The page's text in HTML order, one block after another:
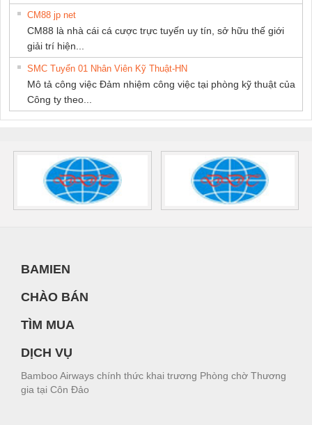
CM88 jp net
CM88 là nhà cái cá cược trực tuyến uy tín, sở hữu thế giới
giải trí hiện...
SMC Tuyển 01 Nhân Viên Kỹ Thuật-HN
Mô tả công việc Đảm nhiệm công việc tại phòng kỹ thuật của
Công ty theo...
BAMIEN
CHÀO BÁN
TÌM MUA
DỊCH VỤ
Bamboo Airways chính thức khai trương Phòng chờ Thương
gia tại Côn Đảo